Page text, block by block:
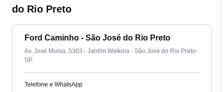
do Rio Preto
Ford Caminho - São José do Rio Preto
Av. José Munia, 5303 - Jardim Walkiria - São José do Rio Preto-
SP
Telefone e WhatsApp